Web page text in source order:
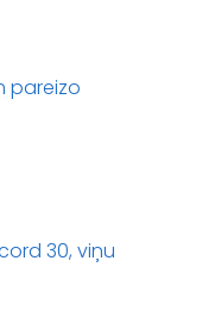
pareizo
30, viņu